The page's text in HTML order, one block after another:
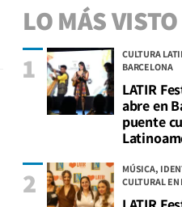
LO MÁS VISTO
CULTURA
BARCELONA
LATIR
abre en
puente
1
MÚSICA,
CULTURAL EN
2